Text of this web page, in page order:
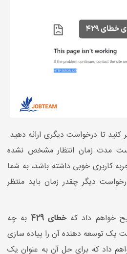
تا درخواست دیگری ارائه دهید.
مدت زمان انتظار مشخص نشده
کاربری خوبی داشته باشد، به شما
دیگر چقدر زمان باید منتظر
خواهم داد کهخطای 429
به چه
توسعه دهنده آن را پیاده سازی
داد که برای حل آن به عنوان یک